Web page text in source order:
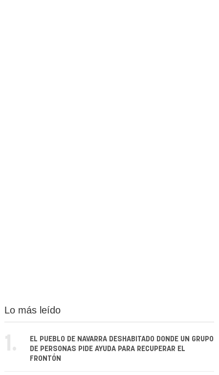
Lo más leído
1.
EL PUEBLO DE NAVARRA DESHABITADO DONDE UN GRUPO
DE PERSONAS PIDE AYUDA PARA RECUPERAR EL
FRONTÓN